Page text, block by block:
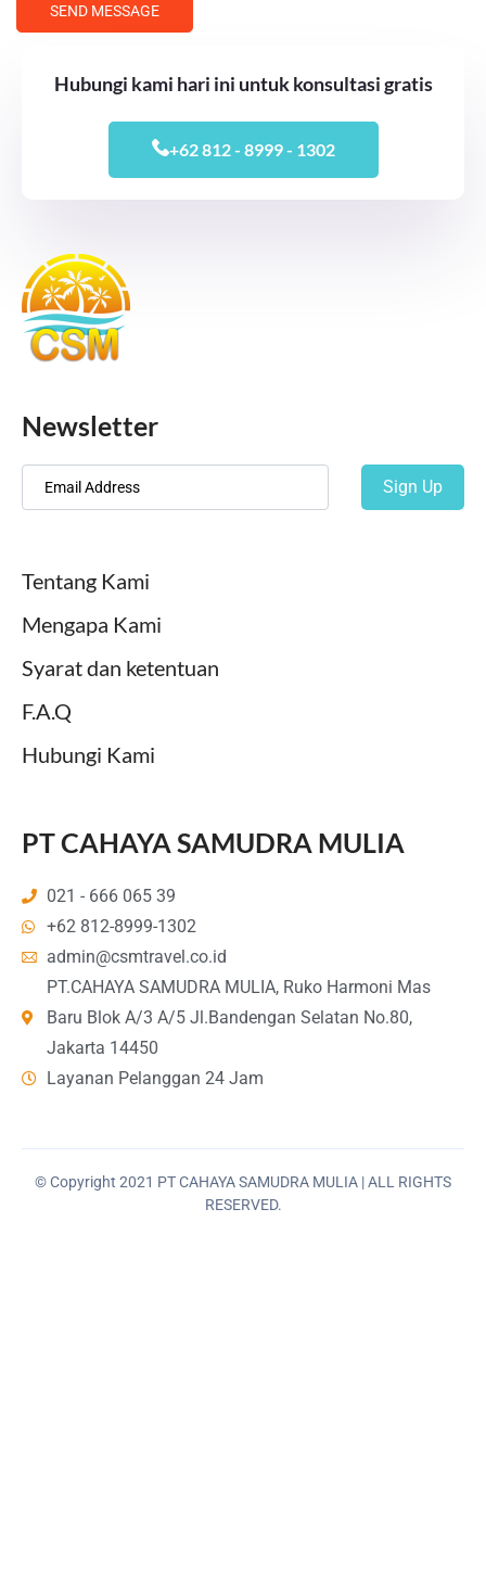
Hubungi kami hari ini untuk konsultasi gratis
+62 812 - 8999 - 1302
Newsletter
Sign Up
Tentang Kami
Mengapa Kami
Syarat dan ketentuan
F.A.Q
Hubungi Kami
PT CAHAYA SAMUDRA MULIA
021 - 666 065 39
+62 812-8999-1302
admin@csmtravel.co.id
PT.CAHAYA SAMUDRA MULIA, Ruko Harmoni Mas
Baru Blok A/3 A/5 Jl.Bandengan Selatan No.80,
Jakarta 14450
Layanan Pelanggan 24 Jam
© Copyright 2021 PT CAHAYA SAMUDRA MULIA | ALL RIGHTS
RESERVED.